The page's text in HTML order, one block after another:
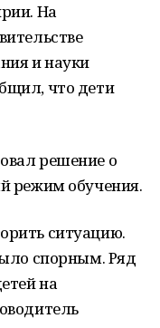
На
и науки
что дети
решение о
режим обучения.
ситуацию.
спорным. Ряд
на